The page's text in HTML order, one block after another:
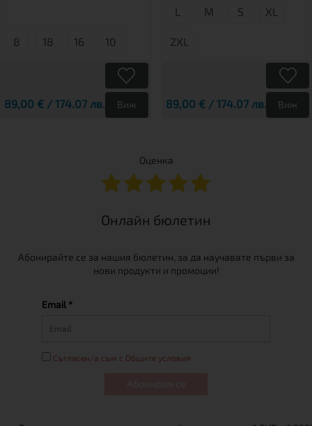
8 18 16 10
89,00 € / 174.07 лв. Виж
L М S XL
2XL
89,00 € / 174.07 лв. Виж
Оценка
Онлайн бюлетин
Абонирайте се за нашия бюлетин, за да научавате първи за
нови продукти и промоции!
Email *
Съгласен/а съм с Общите условия